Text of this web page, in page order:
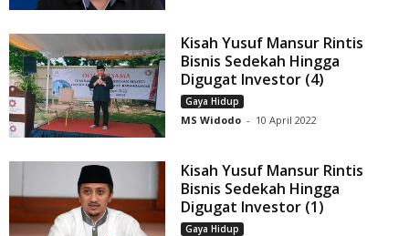
Kisah Yusuf Mansur Rintis
Bisnis Sedekah Hingga
Digugat Investor (4)
Gaya Hidup
MS Widodo - 10 April 2022
Kisah Yusuf Mansur Rintis
Bisnis Sedekah Hingga
Digugat Investor (1)
Gaya Hidup